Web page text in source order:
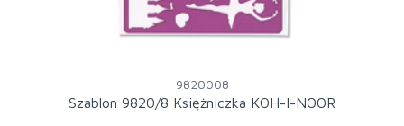
9820008
Szablon 9820/8 Księżniczka KOH-I-NOOR